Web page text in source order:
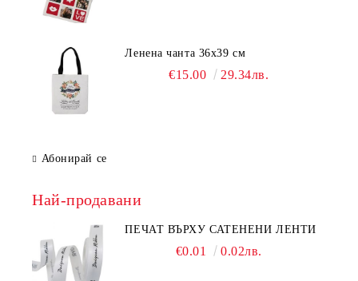
Ленена чанта 36х39 см
€15.00 29.34лв.
Абонирай се
Най-продавани
ПЕЧАТ ВЪРХУ САТЕНЕНИ ЛЕНТИ
€0.01 0.02лв.